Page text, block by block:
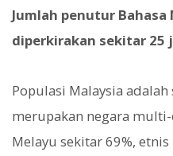
Jumlah penutur
diperkirakan sekitar 25
Populasi Malaysia
merupakan negara
Melayu sekitar 69%,